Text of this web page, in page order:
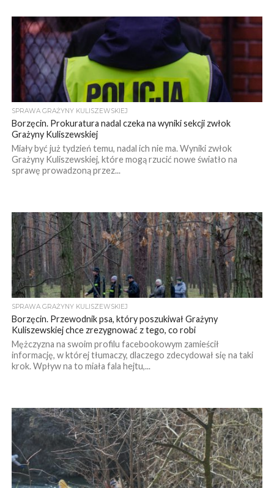
SPRAWA GRAŻYNY KULISZEWSKIEJ
Borzęcin. Prokuratura nadal czeka na wyniki sekcji zwłok
Grażyny Kuliszewskiej
Miały być już tydzień temu, nadal ich nie ma. Wyniki zwłok
Grażyny Kuliszewskiej, które mogą rzucić nowe światło na
sprawę prowadzoną przez...
SPRAWA GRAŻYNY KULISZEWSKIEJ
Borzęcin. Przewodnik psa, który poszukiwał Grażyny
Kuliszewskiej chce zrezygnować z tego, co robi
Mężczyzna na swoim profilu facebookowym zamieścił
informację, w której tłumaczy, dlaczego zdecydował się na taki
krok. Wpływ na to miała fala hejtu,...